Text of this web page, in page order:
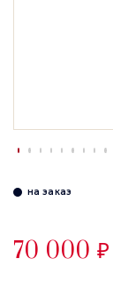
на заказ
70 000 ₽